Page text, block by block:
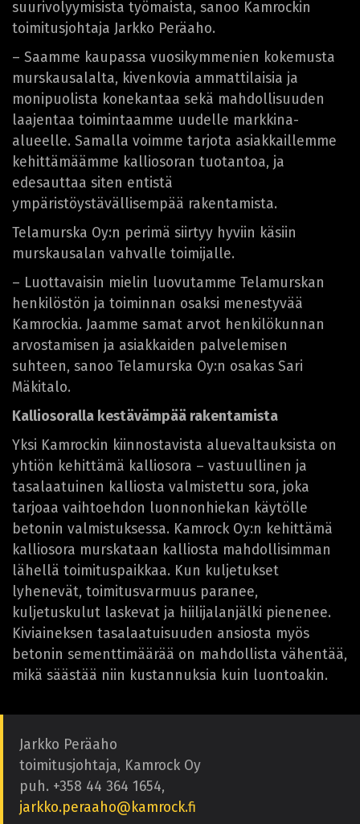
suurivolyymisista työmaista, sanoo Kamrockin
toimitusjohtaja Jarkko Peräaho.
– Saamme kaupassa vuosikymmenien kokemusta
murskausalalta, kivenkovia ammattilaisia ja
monipuolista konekantaa sekä mahdollisuuden
laajentaa toimintaamme uudelle markkina-
alueelle. Samalla voimme tarjota asiakkaillemme
kehittämäämme kalliosoran tuotantoa, ja
edesauttaa siten entistä
ympäristöystävällisempää rakentamista.
Telamurska Oy:n perimä siirtyy hyviin käsiin
murskausalan vahvalle toimijalle.
– Luottavaisin mielin luovutamme Telamurskan
henkilöstön ja toiminnan osaksi menestyvää
Kamrockia. Jaamme samat arvot henkilökunnan
arvostamisen ja asiakkaiden palvelemisen
suhteen, sanoo Telamurska Oy:n osakas Sari
Mäkitalo.
Kalliosoralla kestävämpää rakentamista
Yksi Kamrockin kiinnostavista aluevaltauksista on
yhtiön kehittämä kalliosora – vastuullinen ja
tasalaatuinen kalliosta valmistettu sora, joka
tarjoaa vaihtoehdon luonnonhiekan käytölle
betonin valmistuksessa. Kamrock Oy:n kehittämä
kalliosora murskataan kalliosta mahdollisimman
lähellä toimituspaikkaa. Kun kuljetukset
lyhenevät, toimitusvarmuus paranee,
kuljetuskulut laskevat ja hiilijalanjälki pienenee.
Kiviaineksen tasalaatuisuuden ansiosta myös
betonin sementtimäärää on mahdollista vähentää,
mikä säästää niin kustannuksia kuin luontoakin.
Jarkko Peräaho
toimitusjohtaja, Kamrock Oy
puh. +358 44 364 1654,
jarkko.peraaho@kamrock.fi